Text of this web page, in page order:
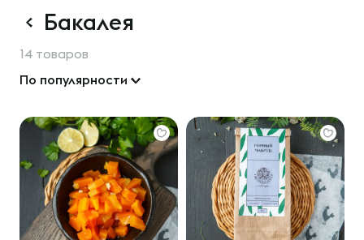
Бакалея
14 товаров
По популярности